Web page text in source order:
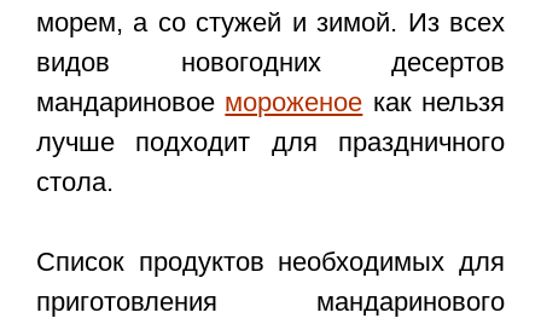
морем, а со стужей и зимой. Из всех
видов новогодних десертов
мандариновое мороженое как нельзя
лучше подходит для праздничного
стола.
Список продуктов необходимых для
приготовления мандаринового